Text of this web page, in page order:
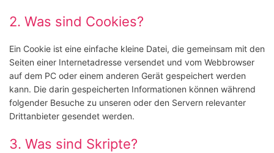
2. Was sind Cookies?
Ein Cookie ist eine einfache kleine Datei, die gemeinsam mit den
Seiten einer Internetadresse versendet und vom Webbrowser
auf dem PC oder einem anderen Gerät gespeichert werden
kann. Die darin gespeicherten Informationen können während
folgender Besuche zu unseren oder den Servern relevanter
Drittanbieter gesendet werden.
3. Was sind Skripte?